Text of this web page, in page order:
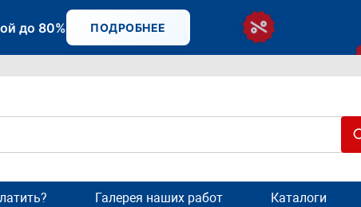
до 80% ПОДРОБНЕЕ
Галерея наших работ Каталоги